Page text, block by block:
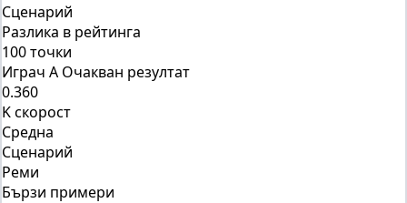
Сценарий
Разлика в рейтинга
100 точки
Играч A Очакван резултат
0.360
K скорост
Средна
Сценарий
Реми
Бързи примери